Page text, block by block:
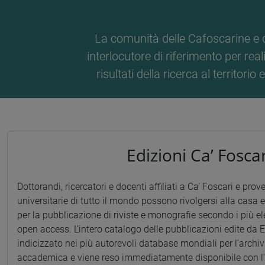
La comunità delle Cafoscarine
interlocutore di riferimento per
risultati della ricerca al territorio
Edizioni Ca’
Dottorandi, ricercatori e docenti affiliati a Ca’ Foscari e
universitarie di tutto il mondo possono rivolgersi alla casa
per la pubblicazione di riviste e monografie secondo i più
open access. L’intero catalogo delle pubblicazioni edite da
indicizzato nei più autorevoli database mondiali per
accademica e viene reso immediatamente disponibile con